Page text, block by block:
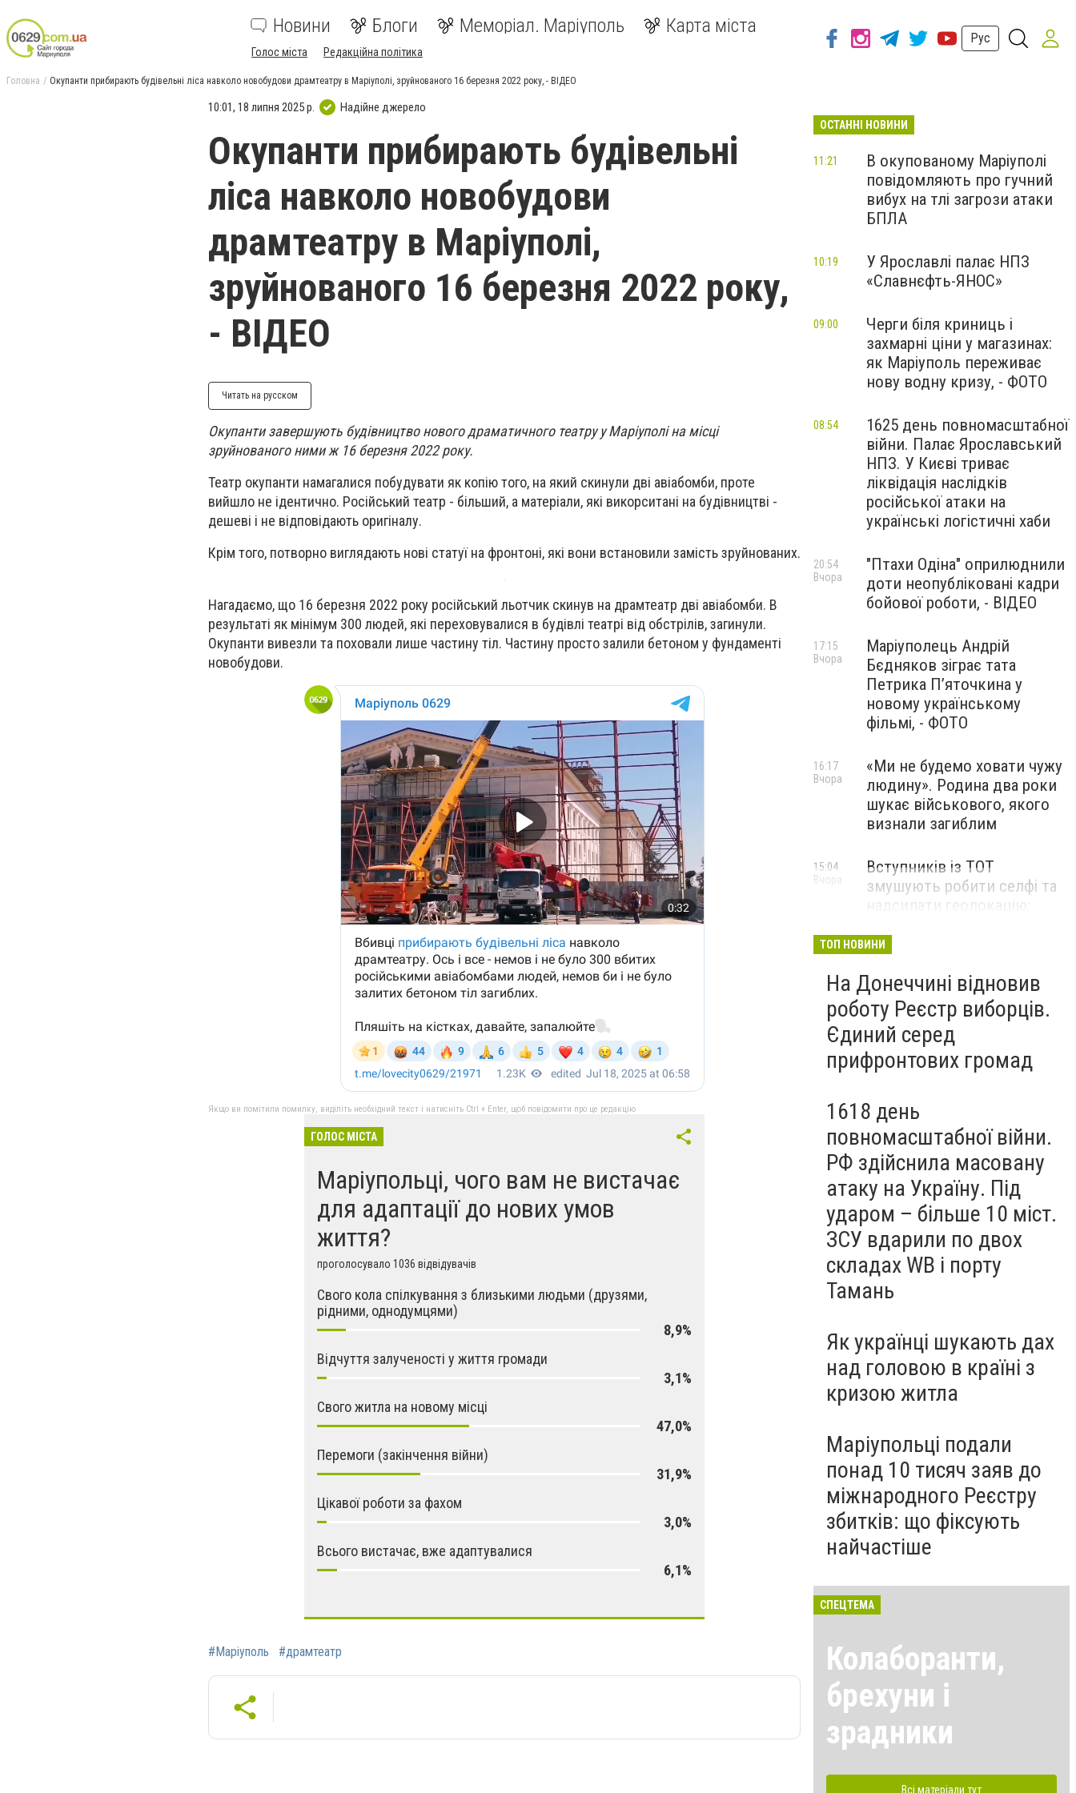
Новини Блоги Меморіал. Маріуполь Карта міста
Голос міста Редакційна політика
Рус
Головна Окупанти прибирають будівельні ліса навколо новобудови драмтеатру в Маріуполі, зруйнованого 16 березня 2022 року, - ВІДЕО
10:01, 18 липня 2025 р. Надійне джерело
Окупанти прибирають будівельні
ліса навколо новобудови
драмтеатру в Маріуполі,
зруйнованого 16 березня 2022 року,
- ВІДЕО
Читать на русском
Окупанти завершують будівництво нового драматичного театру у Маріуполі на місці
зруйнованого ними ж 16 березня 2022 року.
Театр окупанти намагалися побудувати як копію того, на який скинули дві авіабомби, проте
вийшло не ідентично. Російський театр - більший, а матеріали, які викорситані на будівництві -
дешеві і не відповідають оригіналу.
Крім того, потворно виглядають нові статуї на фронтоні, які вони встановили замість зруйнованих.
Нагадаємо, що 16 березня 2022 року російський льотчик скинув на драмтеатр дві авіабомби. В
результаті як мінімум 300 людей, які переховувалися в будівлі театрі від обстрілів, загинули.
Окупанти вивезли та поховали лише частину тіл. Частину просто залили бетоном у фундаменті
новобудови.
Якщо ви помітили помилку, виділіть необхідний текст і натисніть Ctrl + Enter, щоб повідомити про це редакцію
ГОЛОС МІСТА
Маріупольці, чого вам не вистачає
для адаптації до нових умов
життя?
проголосувало 1036 відвідувачів
Свого кола спілкування з близькими людьми (друзями,
рідними, однодумцями)
8,9%
Відчуття залученості у життя громади
3,1%
Свого житла на новому місці
47,0%
Перемоги (закінчення війни)
31,9%
Цікавої роботи за фахом
3,0%
Всього вистачає, вже адаптувалися
6,1%
#Маріуполь #драмтеатр
ОСТАННІ НОВИНИ
В окупованому Маріуполі
повідомляють про гучний
вибух на тлі загрози атаки
БПЛА
11:21
У Ярославлі палає НПЗ
«Славнєфть-ЯНОС»
10:19
Черги біля криниць і
захмарні ціни у магазинах:
як Маріуполь переживає
нову водну кризу, - ФОТО
09:00
1625 день повномасштабної
війни. Палає Ярославський
НПЗ. У Києві триває
ліквідація наслідків
російської атаки на
українські логістичні хаби
08:54
"Птахи Одіна" оприлюднили
доти неопубліковані кадри
бойової роботи, - ВІДЕО
20:54
Вчора
Маріуполець Андрій
Бєдняков зіграє тата
Петрика П’яточкина у
новому українському
фільмі, - ФОТО
17:15
Вчора
«Ми не будемо ховати чужу
людину». Родина два роки
шукає військового, якого
визнали загиблим
16:17
Вчора
Вступників із ТОТ
змушують робити селфі та
до МОН
15:04
Вчора
ТОП НОВИНИ
На Донеччині відновив
роботу Реєстр виборців.
Єдиний серед
прифронтових громад
1618 день
повномасштабної війни.
РФ здійснила масовану
атаку на Україну. Під
ударом – більше 10 міст.
ЗСУ вдарили по двох
складах WB і порту
Тамань
Як українці шукають дах
над головою в країні з
кризою житла
Маріупольці подали
понад 10 тисяч заяв до
міжнародного Реєстру
збитків: що фіксують
найчастіше
СПЕЦТЕМА
Колаборанти,
брехуни і
зрадники
Всі матеріали тут